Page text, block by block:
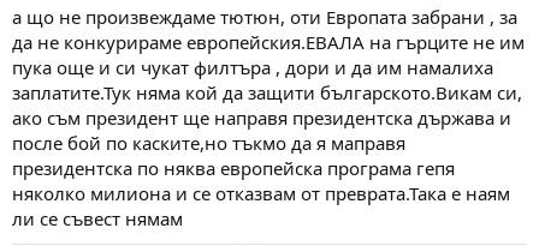
а що не произвеждаме тютюн, оти Европата забрани , за
да не конкурираме европейския.ЕВАЛА на гърците не им
пука още и си чукат филтъра , дори и да им намалиха
заплатите.Тук няма кой да защити българското.Викам си,
ако съм президент ще направя президентска държава и
после бой по каските,но тъкмо да я маправя
президентска по няква европейска програма гепя
няколко милиона и се отказвам от преврата.Така е наям
ли се съвест нямам